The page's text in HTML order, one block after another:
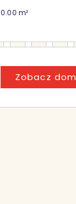
0.00 m²
Zobacz dom